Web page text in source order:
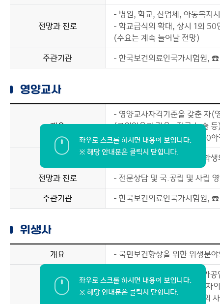
전망과 진로
- 병원, 학교, 산업체, 아동복지
- 학교급식의 확대, 상시 1회 50
(수요는 계속 늘어날 전망)
주관기관
- 한국보건의료인국가시험원
영양교사
개요
- 영양교사자격기준을 갖춘 자(
(교원임용과 같음 : 전공,논술
- 2011년부터 1) 전공과목 50
수행업무
- 초.중,고 학교급식업무 및 학
전망과 진로
- 전문상담 및 국.공립 및 사립
주관기관
- 한국보건의료인국가시험원
위생사
개요 - 국민보건향상을 위한 위생분
수행업무
- 식품 또는 첨가물을 제조, 가
전염병예방을 위한 소독대행자
- 상시 근로자 3000명 이상의